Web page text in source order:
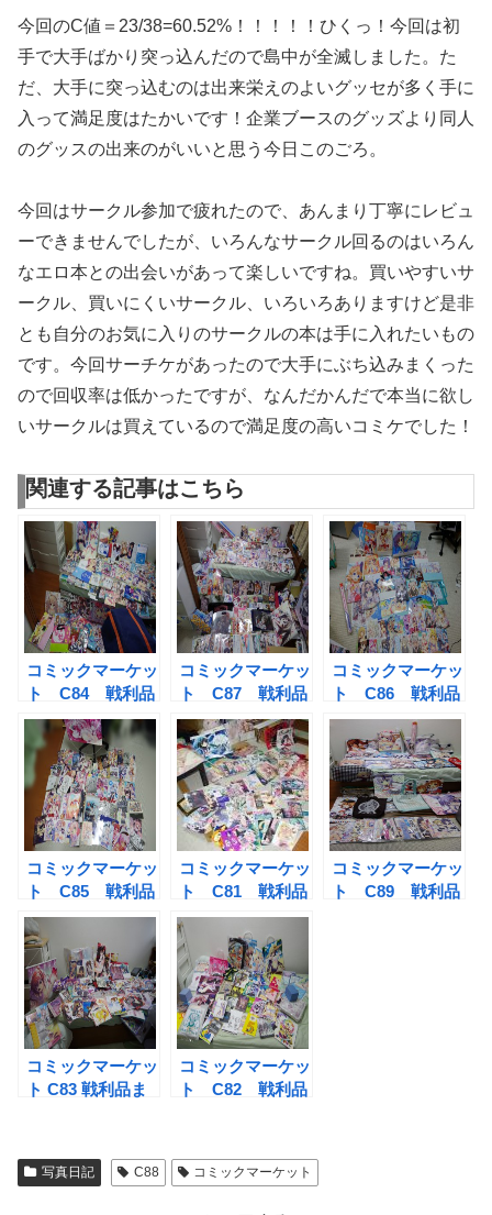
今回のC値＝23/38=60.52%！！！！！ひくっ！今回は初
手で大手ばかり突っ込んだので島中が全滅しました。た
だ、大手に突っ込むのは出来栄えのよいグッセが多く手に
入って満足度はたかいです！企業ブースのグッズより同人
のグッスの出来のがいいと思う今日このごろ。
今回はサークル参加で疲れたので、あんまり丁寧にレビュ
ーできませんでしたが、いろんなサークル回るのはいろん
なエロ本との出会いがあって楽しいですね。買いやすいサ
ークル、買いにくいサークル、いろいろありますけど是非
とも自分のお気に入りのサークルの本は手に入れたいもの
です。今回サーチケがあったので大手にぶち込みまくった
ので回収率は低かったですが、なんだかんだで本当に欲し
いサークルは買えているので満足度の高いコミケでした！
関連する記事はこちら
コミックマーケッ
ト C84 戦利品
まとめ
コミックマーケッ
ト C87 戦利品
まとめ
コミックマーケッ
ト C86 戦利品
まとめ
コミックマーケッ
ト C85 戦利品
まとめ
コミックマーケッ
ト C81 戦利品
まとめ
コミックマーケッ
ト C89 戦利品
コミックマーケッ
ト C83 戦利品ま
コミックマーケッ
ト C82 戦利品
写真日記 C88 コミックマーケット